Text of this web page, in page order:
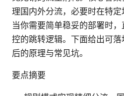
理国内外分流，必要时在特定
当你需要简单稳妥的部署时
控的跳转逻辑。下面给出可
后的原理与常见坑。
要点摘要